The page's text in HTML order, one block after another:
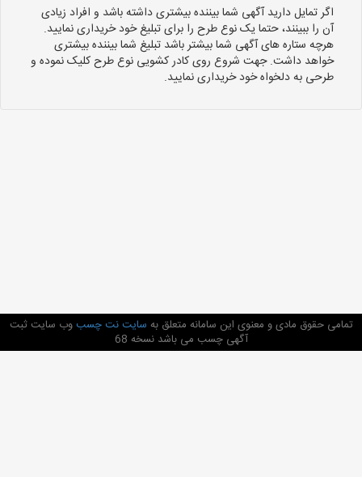
اگر تمایل دارید آگهی شما بیننده بیشتری داشته باشد و افراد زیادی
آن را ببینند، حتما یک نوع طرح را برای تبلیغ خود خریداری نمایید.
هرچه ستاره های آگهی شما بیشتر باشد تبلیغ شما بیننده بیشتری
خواهد داشت. جهت شروع روی کادر کشویی نوع طرح کلیک نموده و
طرحی به دلخواه خود خریداری نمایید.
تمامی حقوق مادی و معنوی این سامانه متعلق به سایت نت چسبوب سایت ثبت
آگهی چسب می باشد نسخه 68